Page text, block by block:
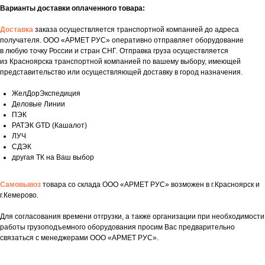
Варианты доставки оплаченного товара:
Доставка заказа осуществляется транспортной компанией до адреса
получателя. ООО «АРМЕТ РУС» оперативно отправляет оборудование
в любую точку России и стран СНГ. Отправка груза осуществляется
из Красноярска транспортной компанией по вашему выбору, имеющей
представительство или осуществляющей доставку в город назначения.
ЖелДорЭкспедиция
Деловые Линии
ПЭК
РАТЭК GTD (Кашалот)
ЛУЧ
СДЭК
другая ТК на Ваш выбор
Самовывоз товара со склада ООО «АРМЕТ РУС» возможен в г.Красноярск и
г.Кемерово.
Для согласования времени отгрузки, а также организации при необходимости
работы грузоподъемного оборудования просим Вас предварительно
связаться с менеджерами ООО «АРМЕТ РУС».
Укажите номер телефона и ваше имя.
Мы свяжемся с вами сегодня в рабочее
время.